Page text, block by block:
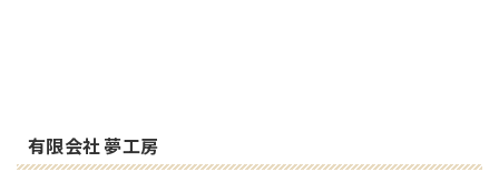
有限会社 夢工房